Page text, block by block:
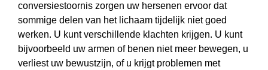
conversiestoornis zorgen uw hersenen ervoor dat
sommige delen van het lichaam tijdelijk niet goed
werken. U kunt verschillende klachten krijgen. U kunt
bijvoorbeeld uw armen of benen niet meer bewegen, u
verliest uw bewustzijn, of u krijgt problemen met